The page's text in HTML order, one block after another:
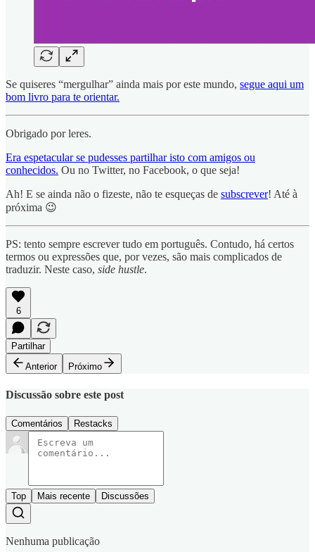
Se quiseres “mergulhar” ainda mais por este mundo, segue aqui um
bom livro para te orientar.
Obrigado por leres.
Era espetacular se pudesses partilhar isto com amigos ou
conhecidos. Ou no Twitter, no Facebook, o que seja!
Ah! E se ainda não o fizeste, não te esqueças de subscrever! Até à
próxima 😉
PS: tento sempre escrever tudo em português. Contudo, há certos
termos ou expressões que, por vezes, são mais complicados de
traduzir. Neste caso, side hustle.
6
Partilhar
Anterior
Próximo
Discussão sobre este post
Comentários Restacks
Top Mais recente Discussões
Nenhuma publicação